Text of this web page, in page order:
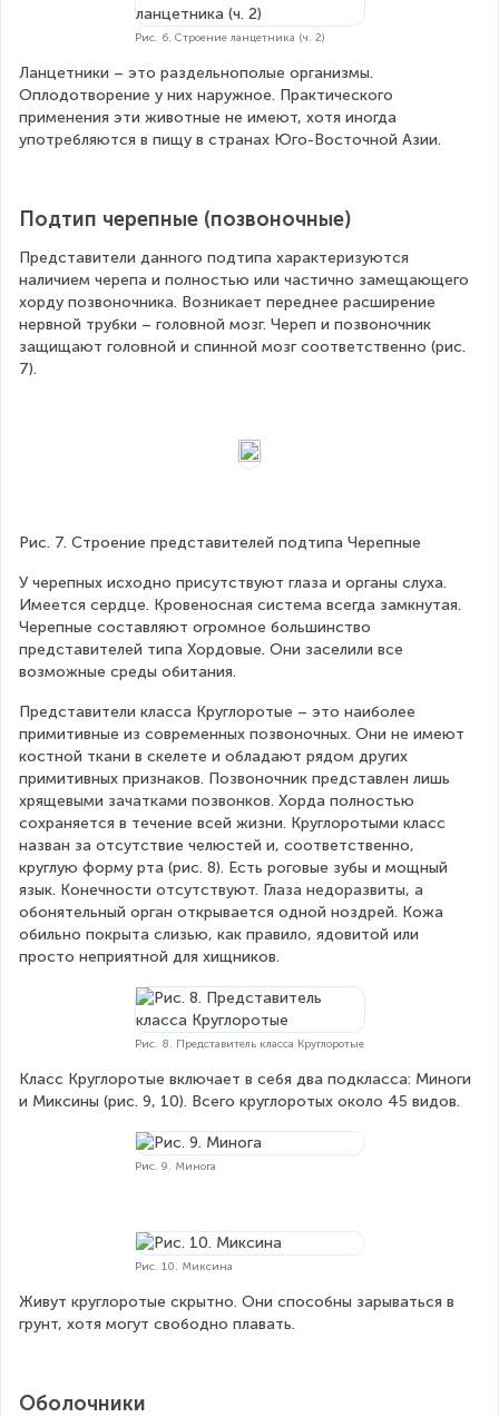
Рис. 6. Строение ланцетника (ч. 2)
Ланцетники – это раздельнополые организмы.
Оплодотворение у них наружное. Практического
применения эти животные не имеют, хотя иногда
употребляются в пищу в странах Юго-Восточной Азии.
Подтип черепные (позвоночные)
Представители данного подтипа характеризуются
наличием черепа и полностью или частично замещающего
хорду позвоночника. Возникает переднее расширение
нервной трубки – головной мозг. Череп и позвоночник
защищают головной и спинной мозг соответственно (рис.
7).
Рис. 7. Строение представителей подтипа Черепные
У черепных исходно присутствуют глаза и органы слуха.
Имеется сердце. Кровеносная система всегда замкнутая.
Черепные составляют огромное большинство
представителей типа Хордовые. Они заселили все
возможные среды обитания.
Представители класса Круглоротые – это наиболее
примитивные из современных позвоночных. Они не имеют
костной ткани в скелете и обладают рядом других
примитивных признаков. Позвоночник представлен лишь
хрящевыми зачатками позвонков. Хорда полностью
сохраняется в течение всей жизни. Круглоротыми класс
назван за отсутствие челюстей и, соответственно,
круглую форму рта (рис. 8). Есть роговые зубы и мощный
язык. Конечности отсутствуют. Глаза недоразвиты, а
обонятельный орган открывается одной ноздрей. Кожа
обильно покрыта слизью, как правило, ядовитой или
просто неприятной для хищников.
Рис. 8. Представитель класса Круглоротые
Класс Круглоротые включает в себя два подкласса: Миноги
и Миксины (рис. 9, 10). Всего круглоротых около 45 видов.
Рис. 9. Минога
Рис. 10. Миксина
Живут круглоротые скрытно. Они способны зарываться в
грунт, хотя могут свободно плавать.
Оболочники